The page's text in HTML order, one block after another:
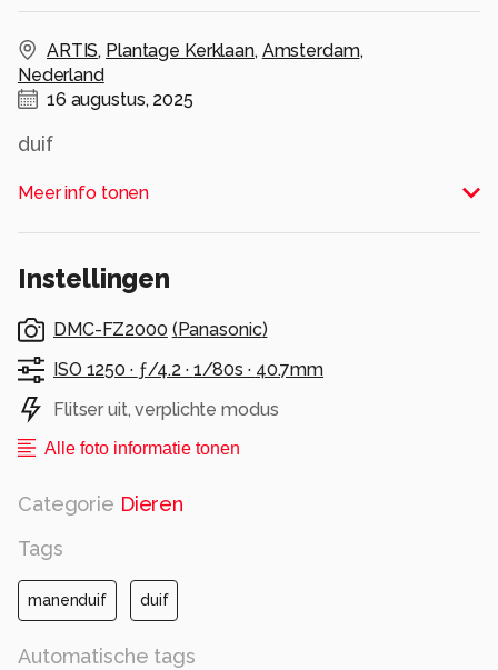
ARTIS, Plantage Kerklaan, Amsterdam,
Nederland
16 augustus, 2025
duif
Alle rechten voorbehouden
Meer info tonen
Instellingen
DMC-FZ2000 ( Panasonic)
ISO 1250 · ƒ/4.2 · 1/80s · 40.7mm
Flitser uit, verplichte modus
Alle foto informatie tonen
Categorie Dieren
Tags
manenduif duif
Automatische tags